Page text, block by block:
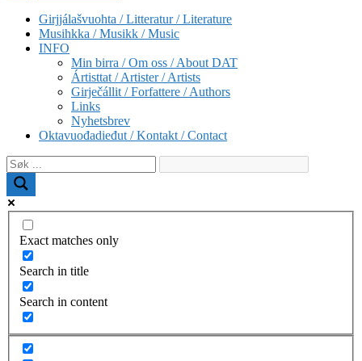
Girjjálašvuohta / Litteratur / Literature
Musihkka / Musikk / Music
INFO
Min birra / Om oss / About DAT
Ártisttat / Artister / Artists
Girječállit / Forfattere / Authors
Links
Nyhetsbrev
Oktavuođadieđut / Kontakt / Contact
Exact matches only
Search in title
Search in content